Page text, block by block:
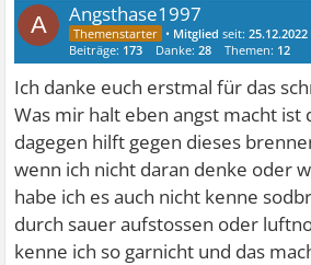
A Angsthase1997
• Mitglied seit:25.12.2022
Beiträge: 173 Danke:28 Themen: 12
Ich danke euch erstmal für das
Was mir halt eben angst macht ist
dagegen hilft gegen dieses
wenn ich nicht daran denke oder
habe ich es auch nicht kenne
durch sauer aufstossen oder
kenne ich so garnicht und das